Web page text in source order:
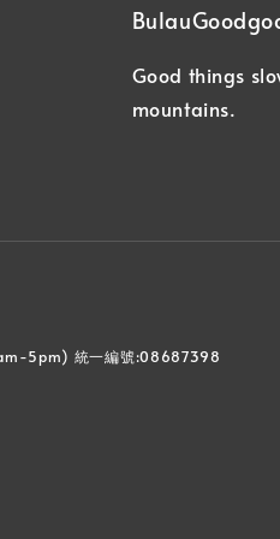
Good things
mountains.
5pm) 統一編號:08687398